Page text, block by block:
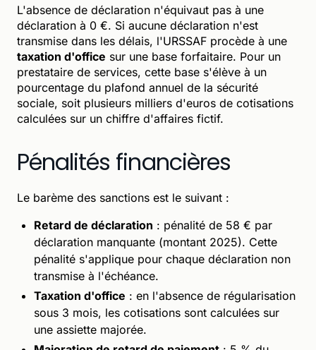
L'absence de déclaration n'équivaut pas à une
déclaration à 0 €. Si aucune déclaration n'est
transmise dans les délais, l'URSSAF procède à une
taxation d'office sur une base forfaitaire. Pour un
prestataire de services, cette base s'élève à un
pourcentage du plafond annuel de la sécurité
sociale, soit plusieurs milliers d'euros de cotisations
calculées sur un chiffre d'affaires fictif.
Pénalités financières
Le barème des sanctions est le suivant :
Retard de déclaration : pénalité de 58 € par
déclaration manquante (montant 2025). Cette
pénalité s'applique pour chaque déclaration non
transmise à l'échéance.
Taxation d'office : en l'absence de régularisation
sous 3 mois, les cotisations sont calculées sur
une assiette majorée.